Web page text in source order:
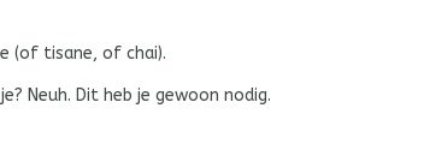
(of tisane, of chai).
Neuh. Dit heb je gewoon nodig.